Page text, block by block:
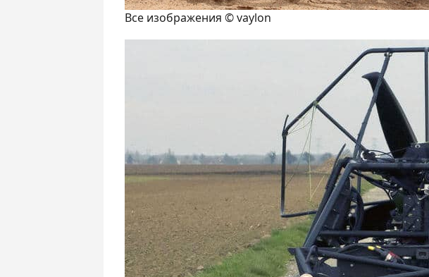
Все изображения © vaylon